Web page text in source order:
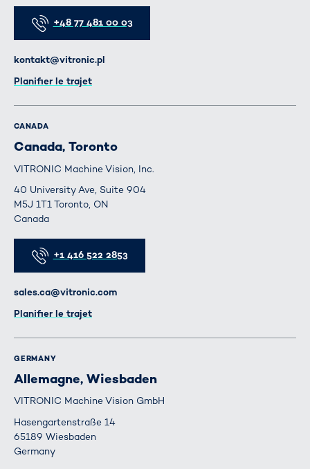
Téléphone
+48 77 481 00 03
E-mail
kontakt@vitronic.pl
Itinéraire
Planifier le trajet
CANADA
Canada, Toronto
VITRONIC Machine Vision, Inc.
40 University Ave, Suite 904
M5J 1T1 Toronto, ON
Canada
Téléphone
+1 416 522 2853
E-mail
sales.ca@vitronic.com
Itinéraire
Planifier le trajet
GERMANY
Allemagne, Wiesbaden
VITRONIC Machine Vision GmbH
Hasengartenstraße 14
65189 Wiesbaden
Germany